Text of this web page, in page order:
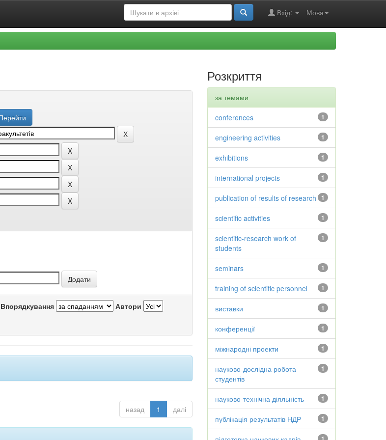
Мова
Вхід:
Впорядкування Автори
назад 1 далі
Розкриття
за темами
1
conferences
1
engineering activities
1
exhibitions
1
international projects
1
publication of results of research
1
scientific activities
1
scientific-research work of
students
1
seminars
1
training of scientific personnel
1
виставки
1
конференції
1
міжнародні проекти
1
науково-дослідна робота
студентів
1
науково-технічна діяльність
1
публікація результатів НДР